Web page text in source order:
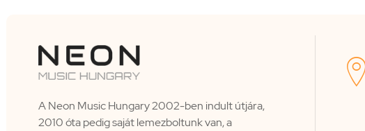
A Neon Music Hungary 2002-ben indult útjára,
2010 óta pedig saját lemezboltunk van, a